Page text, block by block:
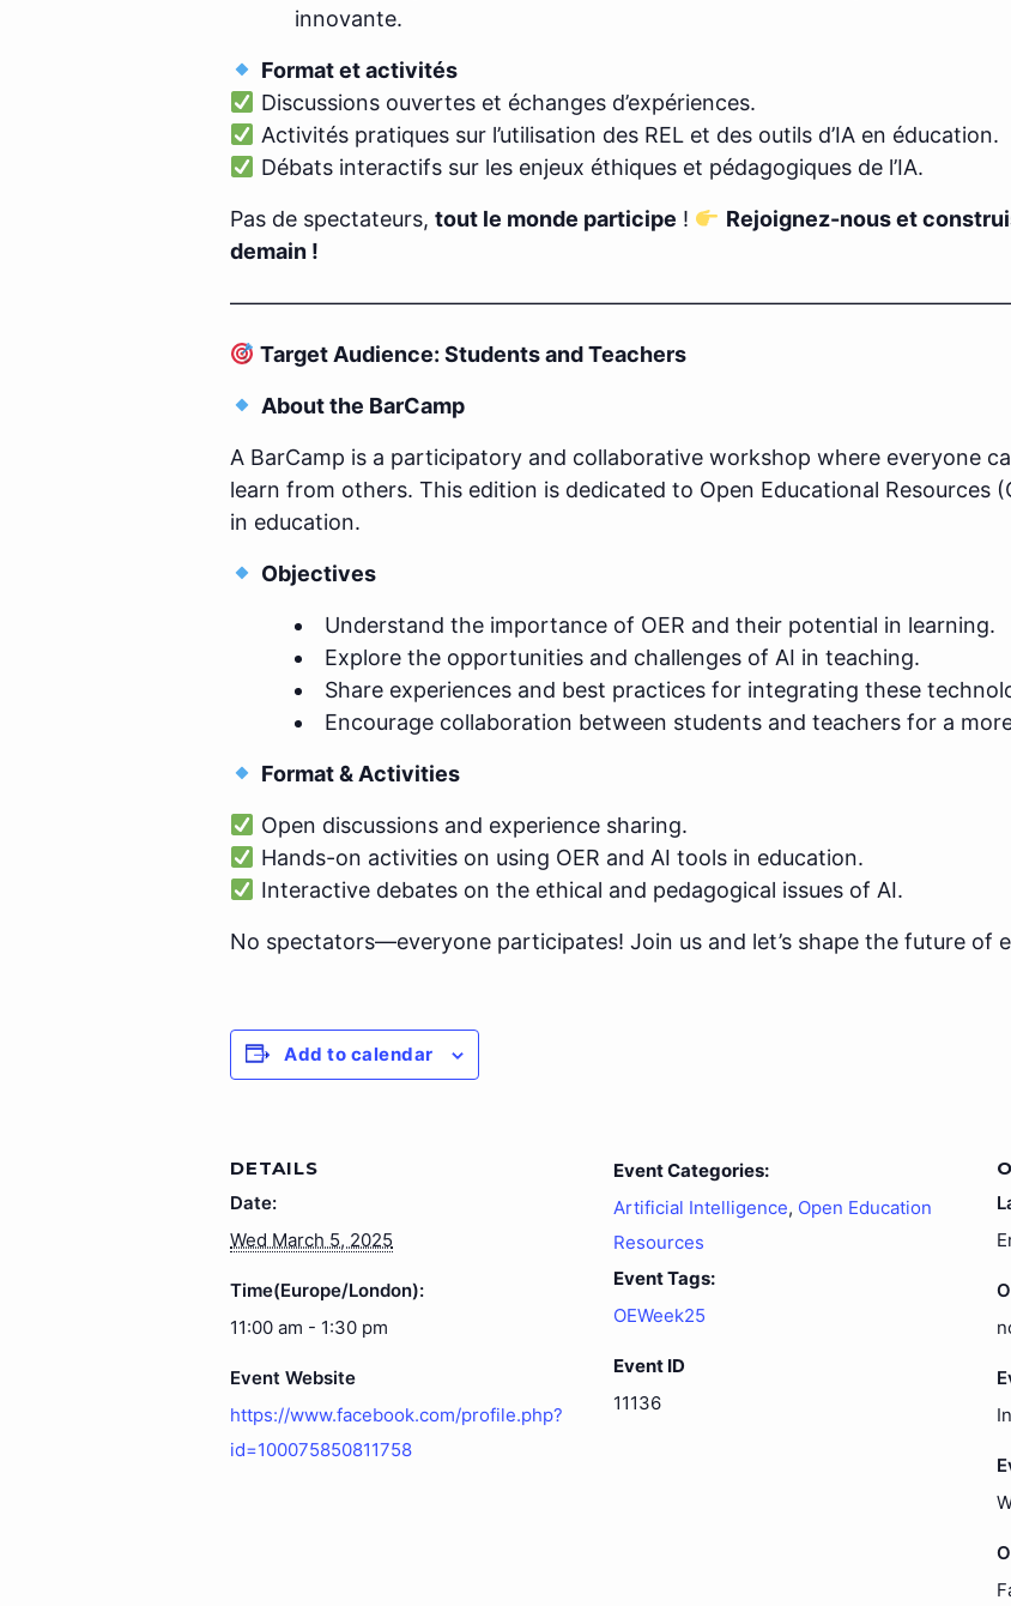
innovante.
Format et activités
Discussions ouvertes et échanges d’expériences.
Activités pratiques sur l’utilisation des REL et des outils d’IA en éducation.
Débats interactifs sur les enjeux éthiques et pédagogiques de l’IA.
Pas de spectateurs, tout le monde participe !
Rejoignez-nous et
demain !
Target Audience: Students and Teachers
About the BarCamp
A BarCamp is a participatory and collaborative workshop where everyone
learn from others. This edition is dedicated to Open Educational Resources
in education.
Objectives
Understand the importance of OER and their potential in learning.
Explore the opportunities and challenges of AI in teaching.
Share experiences and best practices for integrating these
Encourage collaboration between students and teachers for a
Format & Activities
Open discussions and experience sharing.
Hands-on activities on using OER and AI tools in education.
Interactive debates on the ethical and pedagogical issues of AI.
No spectators—everyone participates! Join us and let’s shape the future of
Add to calendar
DETAILS
Date:
Wed March 5, 2025
Time(Europe/London):
11:00 am - 1:30 pm
Event Website
https://www.facebook.com/profile.php?
id=100075850811758
Event Categories:
Artificial Intelligence, Open Education
Resources
Event Tags:
OEWeek25
Event ID
11136